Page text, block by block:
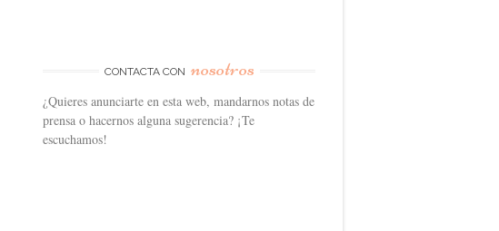
CONTACTA CON nosotros
¿Quieres anunciarte en esta web, mandarnos notas de
prensa o hacernos alguna sugerencia? ¡Te
escuchamos!